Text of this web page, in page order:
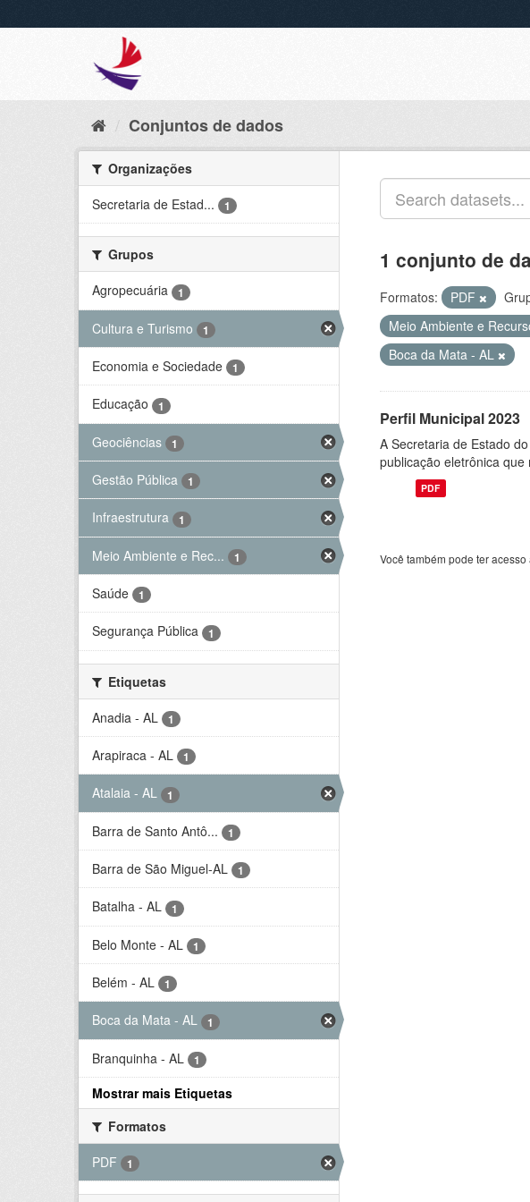
Conjuntos de dados
Organizações
Secretaria de Estad...
1
Grupos
Agropecuária
1
Cultura e Turismo 1
Economia e Sociedade 1
Educação 1
Geociências 1
Gestão Pública 1
Infraestrutura 1
Meio Ambiente e Rec... 1
Saúde 1
Segurança Pública 1
Etiquetas
Anadia - AL
1
Arapiraca - AL 1
Atalaia - AL 1
Barra de Santo Antô... 1
Barra de São Miguel-AL 1
Batalha - AL 1
Belo Monte - AL 1
Belém - AL 1
Boca da Mata - AL 1
Branquinha - AL 1
Mostrar mais Etiquetas
Formatos
PDF
1
1 conjunto de
Formatos: PDF
Meio Ambiente e
Boca da Mata - AL
Perfil Municipal 2023
A Secretaria de Estado
publicação eletrônica
PDF
Você também pode ter